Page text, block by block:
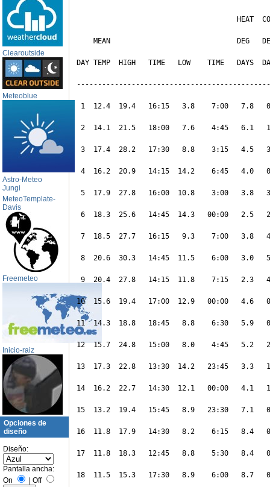
Clearoutside
Meteoblue
Astro-Meteo
Jungi
MeteoTemplate-
Davis
Freemeteo
Inicio-raiz
Opciones de
diseño
Diseño:
Pantalla ancha:
On
| Off
HEAT
MEAN                              DEG
DAY TEMP  HIGH   TIME   LOW    TIME   DAYS
1  12.4  19.4   16:15   3.8    7:00   7.8
2  14.1  21.5   18:00   7.6    4:45   6.1
3  17.4  28.2   17:30   8.8    3:15   4.5
4  16.2  20.9   14:15  14.2    6:45   4.0
5  17.9  27.8   16:00  10.8    3:00   3.8
6  18.3  25.6   14:45  14.3   00:00   2.5
7  18.5  27.7   16:15   9.3    7:00   3.8
8  20.6  30.3   14:45  11.5    6:00   3.0
9  20.4  27.8   14:15  11.8    7:15   2.3
10  15.6  19.4   17:00  12.9   00:00   4.6
11  14.3  18.8   18:45   8.8    6:30   5.9
12  15.7  24.8   15:00   8.0    4:45   5.2
13  17.3  22.8   13:30  14.2   23:45   3.3
14  16.2  22.7   14:30  12.1   00:00   4.1
15  13.2  19.4   15:45   8.9   23:30   7.1
16  11.8  17.9   14:30   8.2    6:15   8.4
17  11.8  18.3   12:45   8.8    5:30   8.4
18  11.5  15.3   17:30   8.9    6:00   8.7